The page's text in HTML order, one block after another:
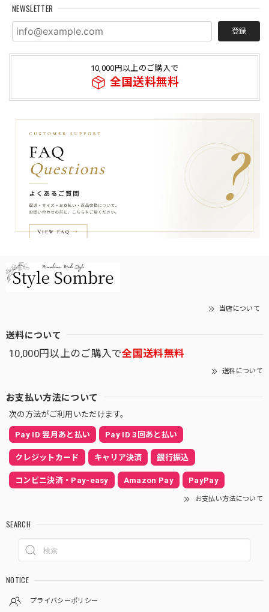
NEWSLETTER
登録
10,000円以上のご購入で
全国送料無料
当店について
送料について
10,000円以上のご購入で全国送料無料
送料について
お支払い方法について
次の方法がご利用いただけます。
Pay ID 翌月あと払い Pay ID 3回あと払い
クレジットカード キャリア決済 銀行振込
コンビニ決済・Pay-easy Amazon Pay PayPay
お支払い方法について
SEARCH
NOTICE
プライバシーポリシー